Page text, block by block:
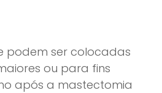
podem ser colocadas
ou para fins
após a mastectomia